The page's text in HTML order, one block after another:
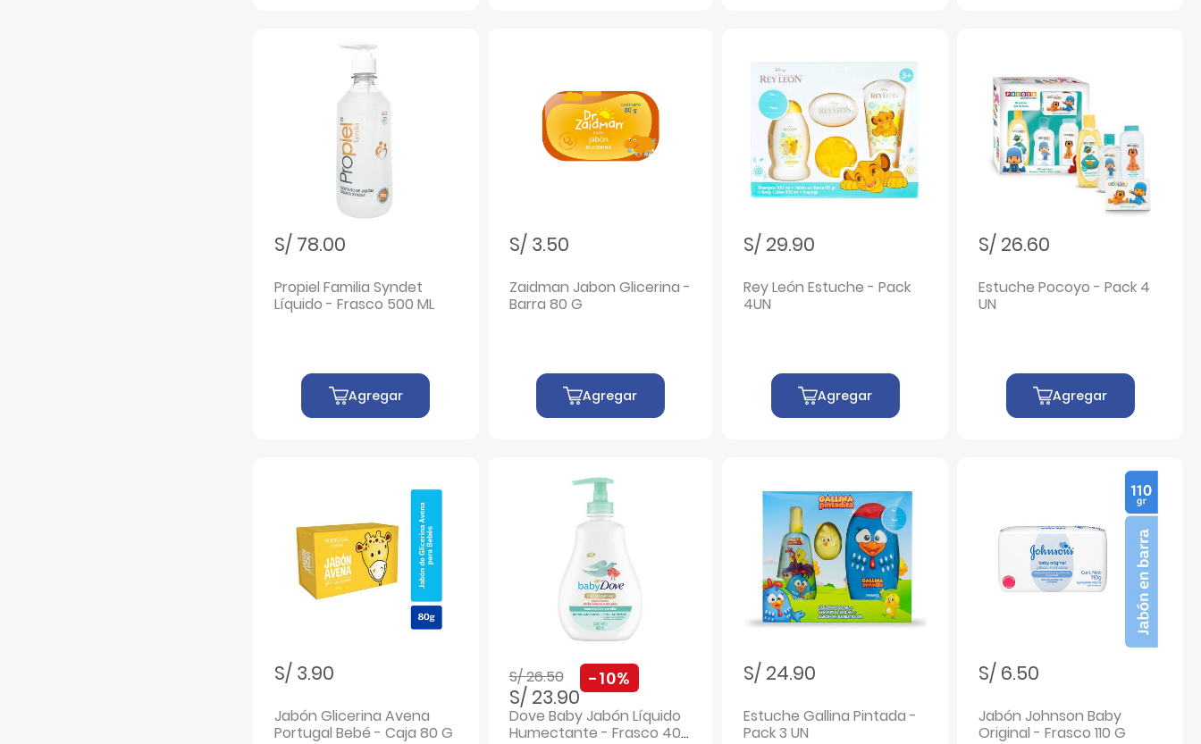
S/ 78.00
Propiel Familia Syndet
Líquido - Frasco 500 ML
Agregar
S/ 3.50
Zaidman Jabon Glicerina -
Barra 80 G
Agregar
S/ 29.90
Rey León Estuche - Pack
4UN
Agregar
S/ 26.60
Estuche Pocoyo - Pack 4
UN
Agregar
S/ 3.90
Jabón Glicerina Avena
Portugal Bebé - Caja 80 G
Precio rebajado de
S/ 26.50a
S/ 23.90
-10%
Dove Baby Jabón Líquido
Humectante - Frasco 400
S/ 24.90
Estuche Gallina Pintada -
Pack 3 UN
S/ 6.50
Jabón Johnson Baby
Original - Frasco 110 G